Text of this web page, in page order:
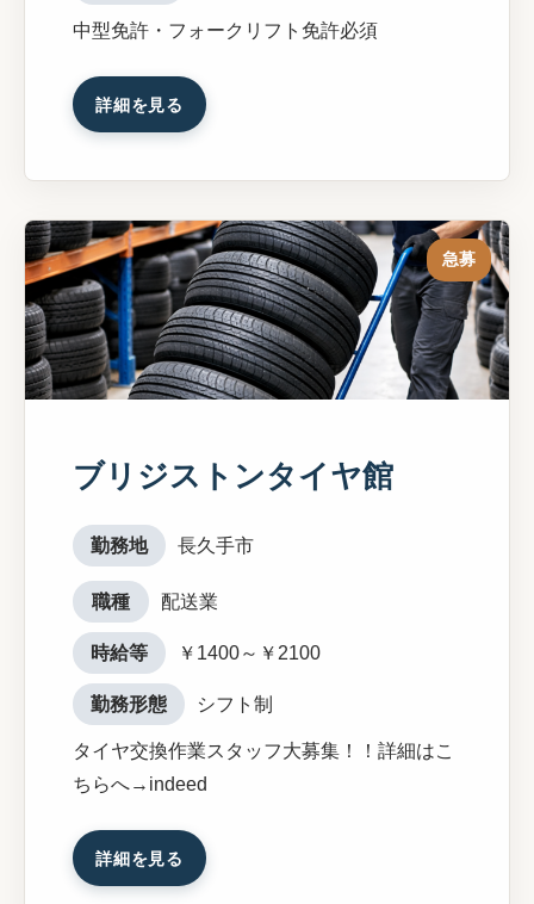
中型免許・フォークリフト免許必須
詳細を見る
急募
ブリジストンタイヤ館
勤務地 長久手市
職種 配送業
時給等 ￥1400～￥2100
勤務形態 シフト制
タイヤ交換作業スタッフ大募集！！詳細はこ
ちらへ→indeed
詳細を見る